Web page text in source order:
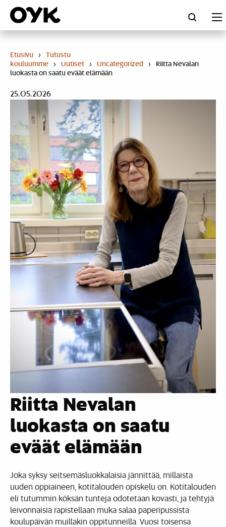
Skip
content
Etusivu › Tutustu
kouluumme › Uutiset › Uncategorized › Riitta Nevalan
luokasta on saatu eväät elämään
25.05.2026
Riitta Nevalan
luokasta on saatu
eväät elämään
Joka syksy seitsemäsluokkalaisia jännittää, millaista
uuden oppiaineen, kotitalouden opiskelu on. Kotitalouden
eli tutummin köksän tunteja odotetaan kovasti, ja tehtyjä
leivonnaisia rapistellaan muka salaa paperipussista
koulupäivän muillakin oppitunneilla. Vuosi toisensa